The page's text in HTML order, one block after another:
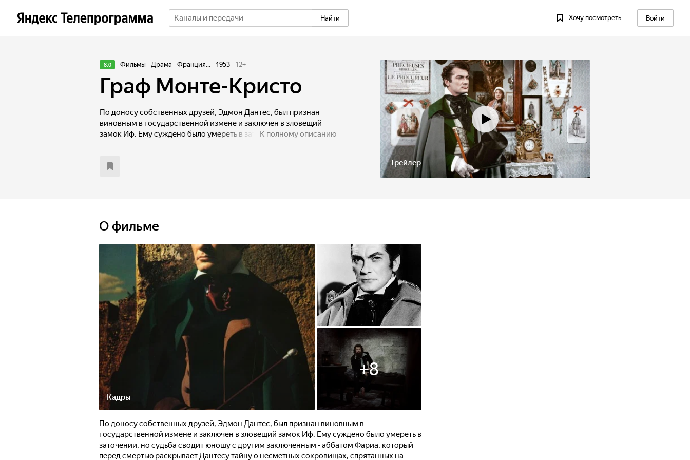
Найти Хочу посмотреть Войти
Трейлер
8.0 Фильмы Драма Франция... 1953 12+
Граф Монте-Кристо
По доносу собственных друзей, Эдмон Дантес, был признан
виновным в государственной измене и заключен в зловещий
замок Иф. Ему суждено было умереть в заточении, но судьба
сокровищах, спрятанных на затерянном в море острове Монте-
его заточению в темницу.
К полному описанию
О фильме
Кадры
+8
По доносу собственных друзей, Эдмон Дантес, был признан виновным в
государственной измене и заключен в зловещий замок Иф. Ему суждено было умереть в
заточении, но судьба сводит юношу с другим заключенным - аббатом Фариа, который
перед смертью раскрывает Дантесу тайну о несметных сокровищах, спрятанных на